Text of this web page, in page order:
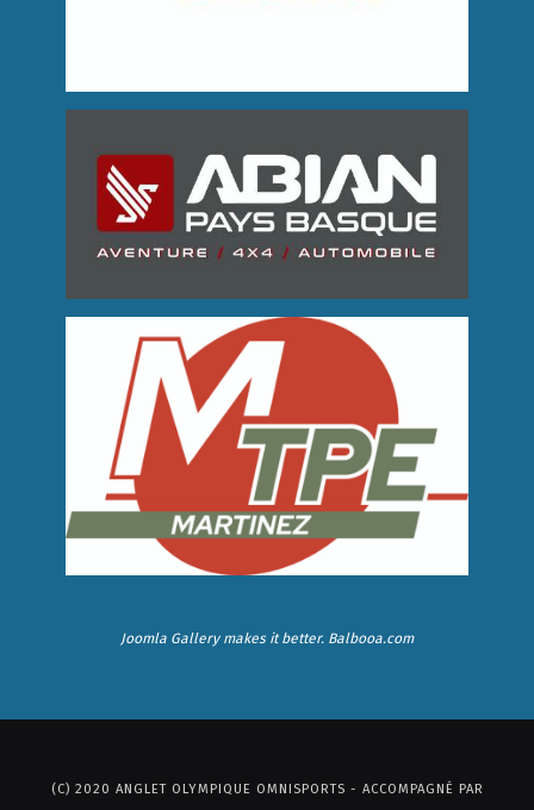
Joomla Gallerymakes it better. Balbooa.com
(C) 2020 ANGLET OLYMPIQUE OMNISPORTS - ACCOMPAGNÉ PAR